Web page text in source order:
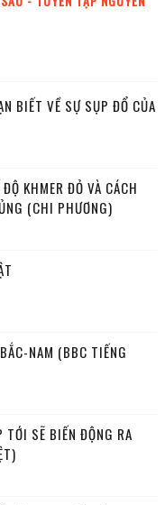
BIẾT VỀ SỰ SỤP ĐỔ CỦA
KHMER ĐỎ VÀ CÁCH
(CHI PHƯƠNG)
NAM (BBC TIẾNG
SẼ BIẾN ĐỘNG RA